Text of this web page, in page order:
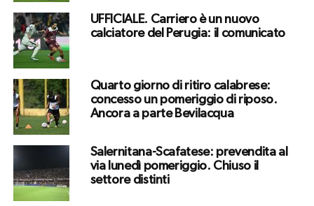
UFFICIALE. Carriero è un nuovo
calciatore del Perugia: il comunicato
Quarto giorno di ritiro calabrese:
concesso un pomeriggio di riposo.
Ancora a parte Bevilacqua
Salernitana-Scafatese: prevendita al
via lunedì pomeriggio. Chiuso il
settore distinti